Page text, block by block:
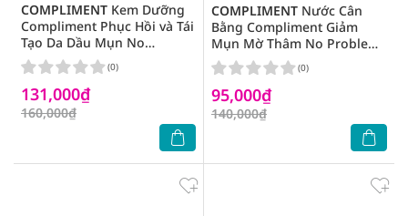
COMPLIMENT Kem Dưỡng
Compliment Phục Hồi và Tái
Tạo Da Dầu Mụn No
Problem AHA-BHA-PHA- Tea
Tree Cream 50ml
131,000₫
160,000₫
(0)
COMPLIMENT Nước Cân
Bằng Compliment Giảm
Mụn Mờ Thâm No Problem
Tea Tree Oil Toner 200ml
95,000₫
140,000₫
(0)